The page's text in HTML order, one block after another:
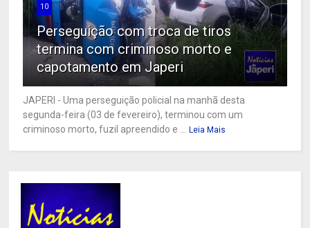
10
Perseguição com troca de tiros
termina com criminoso morto e
capotamento em Japeri
JAPERI - Uma perseguição policial na manhã desta
segunda-feira (03 de fevereiro), terminou com um
criminoso morto, fuzil apreendido e ...
Leia Mais